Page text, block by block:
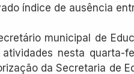
índice de ausência
municipal de
atividades nesta quarta-
da Secretaria de